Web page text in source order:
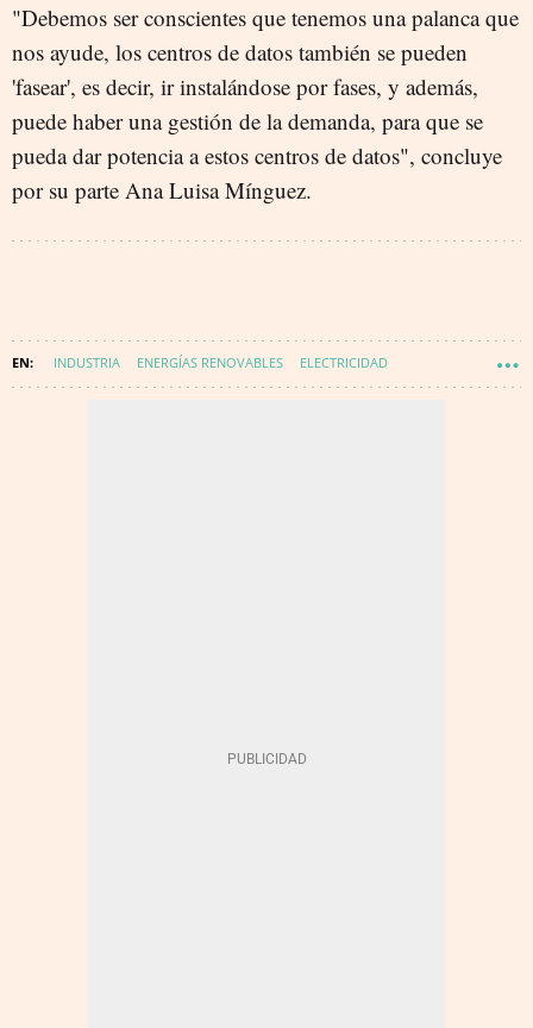
"Debemos ser conscientes que tenemos una palanca que
nos ayude, los centros de datos también se pueden
'fasear', es decir, ir instalándose por fases, y además,
puede haber una gestión de la demanda, para que se
pueda dar potencia a estos centros de datos", concluye
por su parte Ana Luisa Mínguez.
INDUSTRIA ENERGÍAS RENOVABLES ELECTRICIDAD